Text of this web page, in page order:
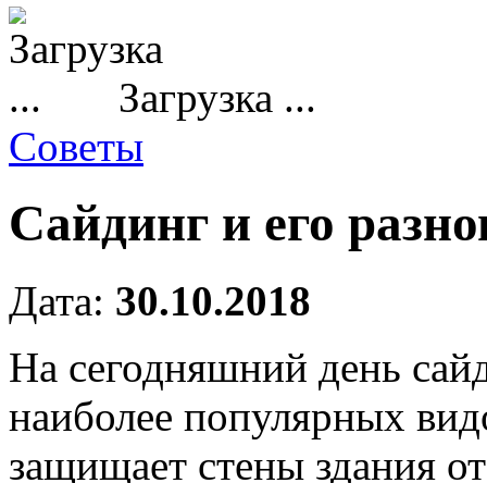
Загрузка ...
Советы
Сайдинг и его
Дата: 30.10.2018
На сегодняшний день
наиболее популярных
защищает стены здания